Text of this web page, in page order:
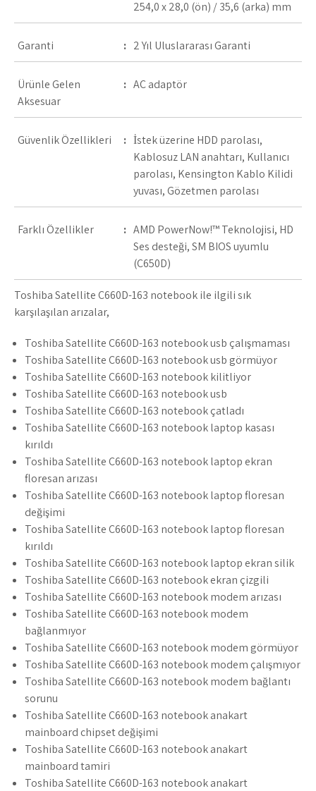
254,0 x 28,0 (ön) / 35,6 (arka) mm
Garanti : 2 Yıl Uluslararası Garanti
Ürünle Gelen
Aksesuar
: AC adaptör
Güvenlik Özellikleri : İstek üzerine HDD parolası,
Kablosuz LAN anahtarı, Kullanıcı
parolası, Kensington Kablo Kilidi
yuvası, Gözetmen parolası
Farklı Özellikler : AMD PowerNow!™ Teknolojisi, HD
Ses desteği, SM BIOS uyumlu
(C650D)
Toshiba Satellite C660D-163 notebook ile ilgili sık
karşılaşılan arızalar,
Toshiba Satellite C660D-163 notebook usb çalışmaması
Toshiba Satellite C660D-163 notebook usb görmüyor
Toshiba Satellite C660D-163 notebook kilitliyor
Toshiba Satellite C660D-163 notebook usb
Toshiba Satellite C660D-163 notebook çatladı
Toshiba Satellite C660D-163 notebook laptop kasası
kırıldı
Toshiba Satellite C660D-163 notebook laptop ekran
floresan arızası
Toshiba Satellite C660D-163 notebook laptop floresan
değişimi
Toshiba Satellite C660D-163 notebook laptop floresan
kırıldı
Toshiba Satellite C660D-163 notebook laptop ekran silik
Toshiba Satellite C660D-163 notebook ekran çizgili
Toshiba Satellite C660D-163 notebook modem arızası
Toshiba Satellite C660D-163 notebook modem
bağlanmıyor
Toshiba Satellite C660D-163 notebook modem görmüyor
Toshiba Satellite C660D-163 notebook modem çalışmıyor
Toshiba Satellite C660D-163 notebook modem bağlantı
sorunu
Toshiba Satellite C660D-163 notebook anakart
mainboard chipset değişimi
Toshiba Satellite C660D-163 notebook anakart
mainboard tamiri
Toshiba Satellite C660D-163 notebook anakart